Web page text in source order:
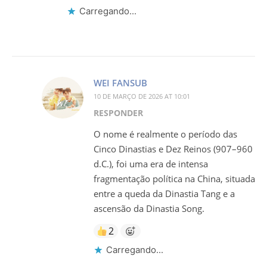
Carregando...
WEI FANSUB
10 DE MARÇO DE 2026 AT 10:01
RESPONDER
O nome é realmente o período das
Cinco Dinastias e Dez Reinos (907–960
d.C.), foi uma era de intensa
fragmentação política na China, situada
entre a queda da Dinastia Tang e a
ascensão da Dinastia Song.
2
Carregando...